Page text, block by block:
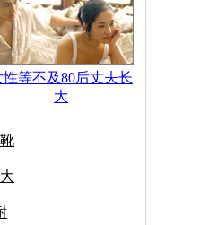
性等不及80后丈夫长
大